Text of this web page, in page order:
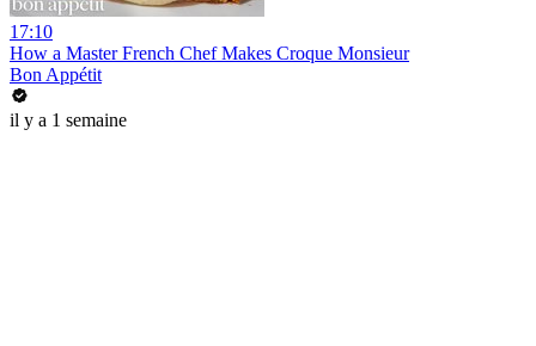
17:10
How a Master French Chef Makes Croque Monsieur
Bon Appétit
il y a 1 semaine